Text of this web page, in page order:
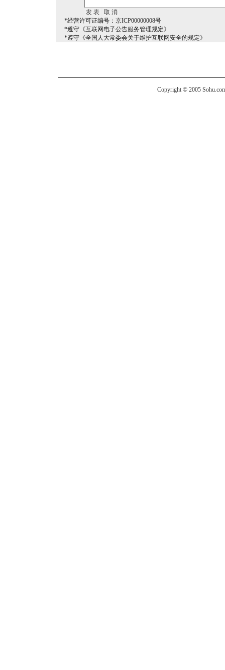
*经营许可证编号：京ICP00000008号
*遵守《互联网电子公告服务管理规定》
*遵守《全国人大常委会关于维护互联网安全的规定》
Copyright © 2005